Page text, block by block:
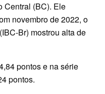
Central (BC). Ele
novembro de 2022, o
Br) mostrou alta de
pontos e na série
pontos.